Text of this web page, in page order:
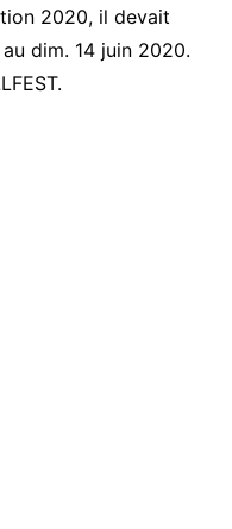
2020, il devait
dim. 14 juin 2020.